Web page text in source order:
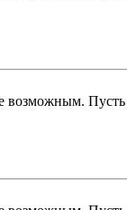
Пусть